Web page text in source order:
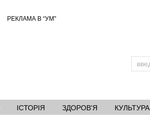
РЕКЛАМА В “УМ"
ІСТОРІЯ ЗДОРОВ'Я КУЛЬТУРА